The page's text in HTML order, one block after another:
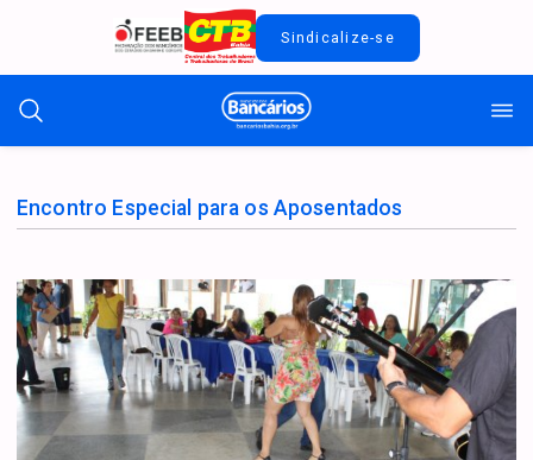
Sindicalize-se
Encontro Especial para os Aposentados